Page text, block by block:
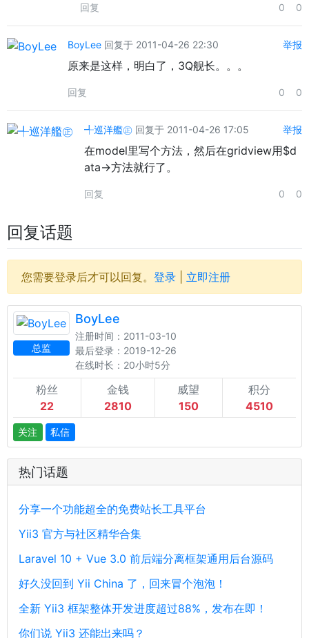
回复 0 0
BoyLee 回复于 2011-04-26 22:30 举报
原来是这样，明白了，3Q舰长。。。
回复 0 0
╃巡洋艦㊣ 回复于 2011-04-26 17:05 举报
在model里写个方法，然后在gridview用$d
ata->方法就行了。
回复 0 0
回复话题
您需要登录后才可以回复。 登录 立即注册
总监
BoyLee
注册时间：2011-03-10
最后登录：2019-12-26
在线时长：20小时5分
粉丝
22
金钱
2810
威望
150
积分
4510
关注 私信
热门话题
分享一个功能超全的免费站长工具平台
Yii3 官方与社区精华合集
Laravel 10 + Vue 3.0 前后端分离框架通用后台源码
好久没回到 Yii China 了，回来冒个泡泡！
全新 Yii3 框架整体开发进度超过88%，发布在即！
你们说 Yii3 还能出来吗？